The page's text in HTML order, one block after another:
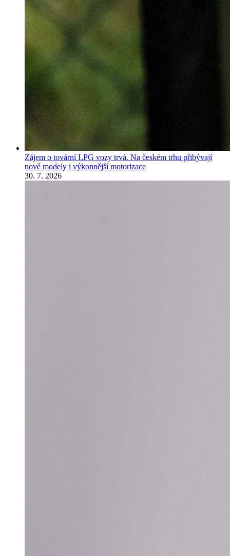
Zájem o tovární LPG vozy trvá. Na českém trhu přibývají
nové modely i výkonnější motorizace
30. 7. 2026